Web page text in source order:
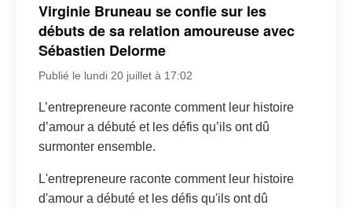
Virginie Bruneau se confie sur les
débuts de sa relation amoureuse avec
Sébastien Delorme
Publié le lundi 20 juillet à 17:02
L’entrepreneure raconte comment leur histoire
d’amour a débuté et les défis qu’ils ont dû
surmonter ensemble.
L'entrepreneure raconte comment leur histoire
d'amour a débuté et les défis qu'ils ont dû